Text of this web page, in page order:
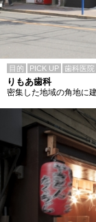
目的 PICK UP 歯科医院
りもあ歯科
密集した地域の角地に